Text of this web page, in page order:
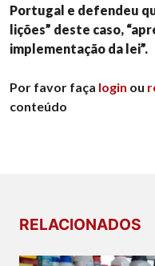
Portugal e defendeu
lições” deste caso,
implementação da lei”.
Por favor faça login ou
conteúdo
RELACIONADOS